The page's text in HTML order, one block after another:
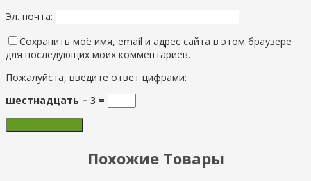
Эл. почта:
Сохранить моё имя, email и адрес сайта в этом браузере
для последующих моих комментариев.
Пожалуйста, введите ответ цифрами:
шестнадцать − 3 =
Похожие Товары